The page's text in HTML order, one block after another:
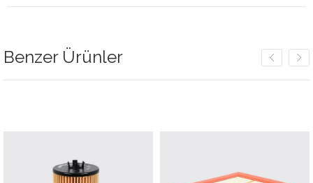
Benzer Ürünler